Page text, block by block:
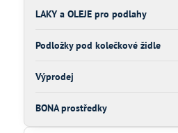
LAKY a OLEJE pro podlahy
Podložky pod kolečkové židle
Výprodej
BONA prostředky